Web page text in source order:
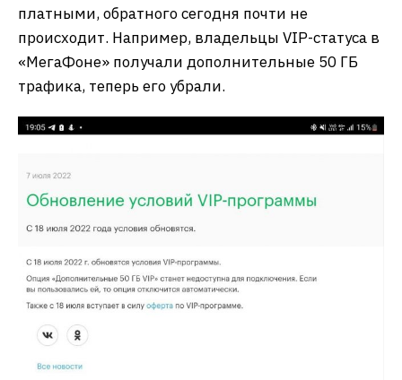
платными, обратного сегодня почти не
происходит. Например, владельцы VIP-статуса в
«МегаФоне» получали дополнительные 50 ГБ
трафика, теперь его убрали.